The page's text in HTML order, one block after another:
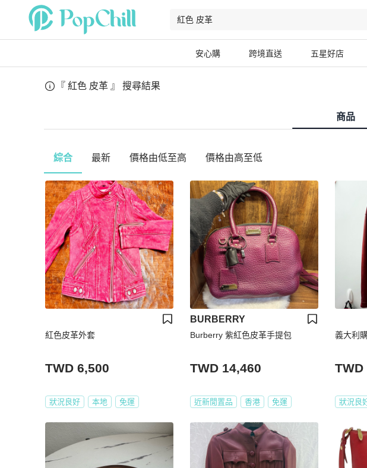
安心購 跨境直送 五星好店
『 紅色 皮革 』 搜尋結果
商品
綜合 最新 價格由低至高 價格由高至低
紅色皮革外套
TWD 6,500
狀況良好 本地 免運
BURBERRY
Burberry 紫紅色皮革手提包
TWD 14,460
近新閒置品 香港 免運
義大利
TWD
狀況良